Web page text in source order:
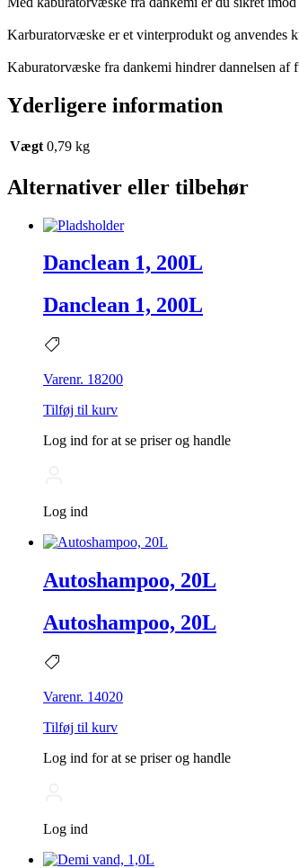
Karburatorvæske er et vinterprodukt og anvendes
Kaburatorvæske fra dankemi hindrer dannelsen af
Yderligere information
Vægt 0,79 kg
Alternativer eller tilbehør
Danclean 1, 200L
Danclean 1, 200L
Varenr. 18200
Tilføj til kurv
Log ind for at se priser og handle
Log ind
Autoshampoo, 20L
Autoshampoo, 20L
Varenr. 14020
Tilføj til kurv
Log ind for at se priser og handle
Log ind